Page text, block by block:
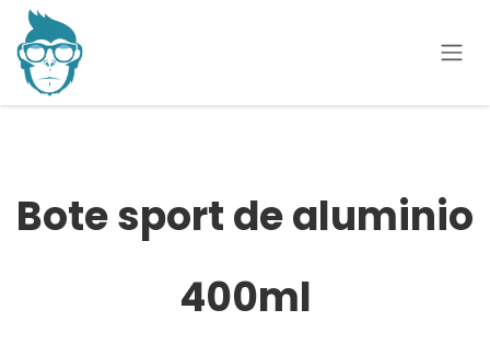
Ir al contenido
Bote sport de aluminio
400ml